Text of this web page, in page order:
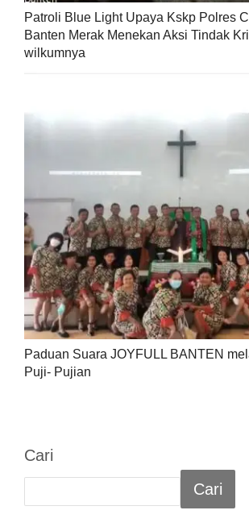
Patroli Blue Light Upaya Kskp Polres
Banten Merak Menekan Aksi Tindak
wilkumnya
Paduan Suara JOYFULL BANTEN
Puji- Pujian
Cari
Cari